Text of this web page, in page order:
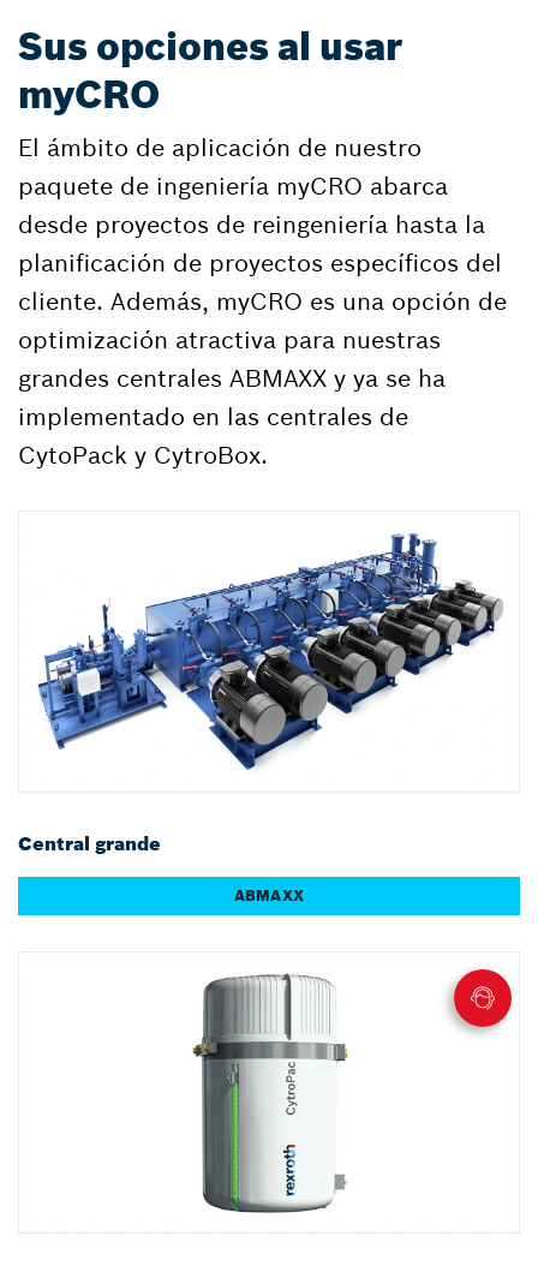
Sus opciones al usar
myCRO
El ámbito de aplicación de nuestro
paquete de ingeniería myCRO abarca
desde proyectos de reingeniería hasta la
planificación de proyectos específicos del
cliente. Además, myCRO es una opción de
optimización atractiva para nuestras
grandes centrales ABMAXX y ya se ha
implementado en las centrales de
CytoPack y CytroBox.
Central grande
ABMAXX